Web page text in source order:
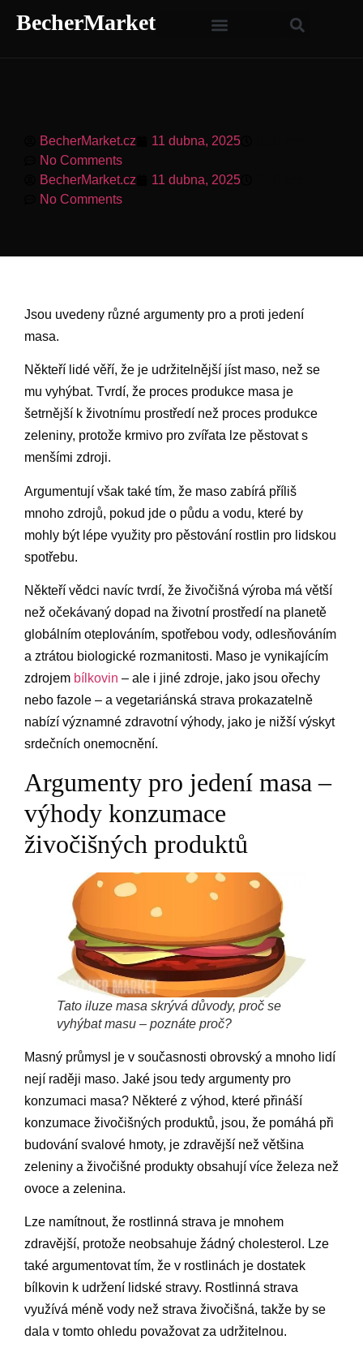
BecherMarket
BecherMarket.cz 11 dubna, 2025
No Comments
BecherMarket.cz
11 dubna, 2025
No Comments
Jsou uvedeny různé argumenty pro a proti jedení
masa.
Někteří lidé věří, že je udržitelnější jíst maso, než se
mu vyhýbat. Tvrdí, že proces produkce masa je
šetrnější k životnímu prostředí než proces produkce
zeleniny, protože krmivo pro zvířata lze pěstovat s
menšími zdroji.
Argumentují však také tím, že maso zabírá příliš
mnoho zdrojů, pokud jde o půdu a vodu, které by
mohly být lépe využity pro pěstování rostlin pro lidskou
spotřebu.
Někteří vědci navíc tvrdí, že živočišná výroba má větší
než očekávaný dopad na životní prostředí na planetě
globálním oteplováním, spotřebou vody, odlesňováním
a ztrátou biologické rozmanitosti. Maso je vynikajícím
zdrojem bílkovin – ale i jiné zdroje, jako jsou ořechy
nebo fazole – a vegetariánská strava prokazatelně
nabízí významné zdravotní výhody, jako je nižší výskyt
srdečních onemocnění.
Argumenty pro jedení masa –
výhody konzumace
živočišných produktů
Tato iluze masa skrývá důvody, proč se
vyhýbat masu – poznáte proč?
Masný průmysl je v současnosti obrovský a mnoho lidí
nejí raději maso. Jaké jsou tedy argumenty pro
konzumaci masa? Některé z výhod, které přináší
konzumace živočišných produktů, jsou, že pomáhá při
budování svalové hmoty, je zdravější než většina
zeleniny a živočišné produkty obsahují více železa než
ovoce a zelenina.
Lze namítnout, že rostlinná strava je mnohem
zdravější, protože neobsahuje žádný cholesterol. Lze
také argumentovat tím, že v rostlinách je dostatek
bílkovin k udržení lidské stravy. Rostlinná strava
využívá méně vody než strava živočišná, takže by se
dala v tomto ohledu považovat za udržitelnou.